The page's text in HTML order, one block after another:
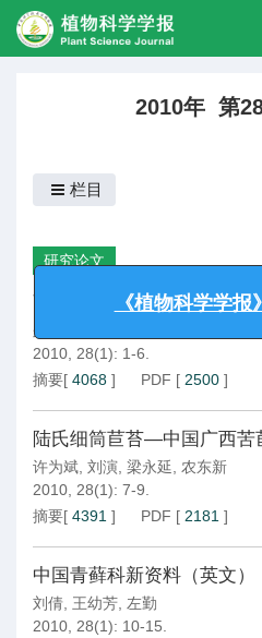
2010年 第
栏目
研究论文
蓖麻品种遗传多样性与亲缘
郑鹭
2010, 28(1): 1-6.
摘要[ 4068 ] PDF [ 2500 ]
陆氏细筒苣苔—中国广西苦
许为斌 刘演 梁永延
农东新
2010, 28(1): 7-9.
摘要[ 4391 ] PDF [ 2181 ]
中国青藓科新资料（英文）
刘倩 王幼芳 左勤
2010, 28(1): 10-15.
《植物科学学报》